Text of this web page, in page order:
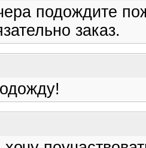
подождите
заказ.